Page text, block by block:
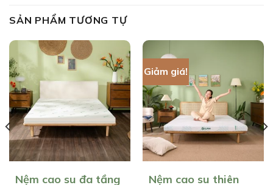
SẢN PHẨM TƯƠNG TỰ
Nệm cao su đa tầng
Giảm giá!
Nệm cao su thiên